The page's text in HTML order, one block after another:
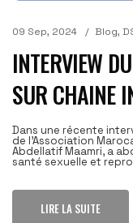
09 Sep, 2024 Blog,
INTERVIEW
SUR CHAINE
Dans une récente
de l'Association
Abdellatif Maamri, a
santé sexuelle et
LIRE LA SUITE